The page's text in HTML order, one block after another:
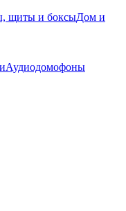
щиты и боксыДом и
Аудиодомофоны